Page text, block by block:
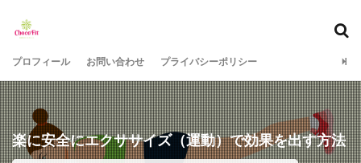
プロフィール お問い合わせ プライバシーポリシー
楽に安全にエクササイズ（運動）で効果を出す方法
40代女性のエクササイズ
50代のダイエット
50代女性
50代女性のエクササイズ
ダイエット
ミニマリスト
人生 瞑想
筋力アップ